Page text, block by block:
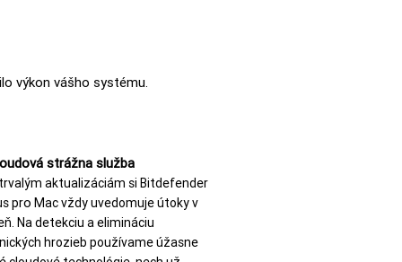
výkon vášho systému.
strážna služba
aktualizáciám si Bitdefender
pro Mac vždy uvedomuje útoky v
Na detekciu a elimináciu
hrozieb používame úžasne